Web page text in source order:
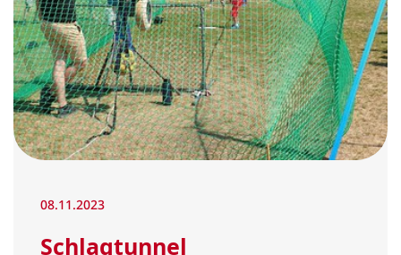
08.11.2023
Schlagtunnel